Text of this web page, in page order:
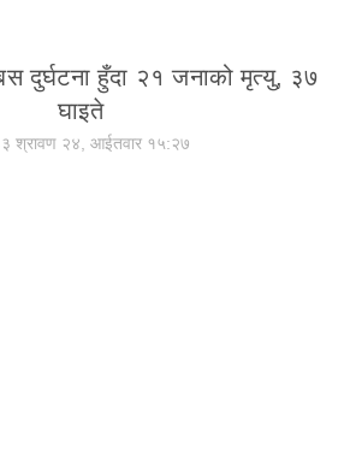
दुर्घटना हुँदा २१ जनाको मृत्यु, ३७
घाइते
श्रावण २४, आईतवार १५:२७